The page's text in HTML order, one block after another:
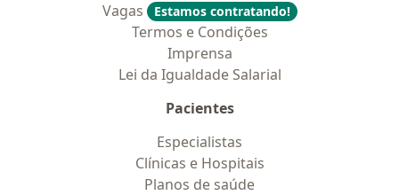
Vagas
Estamos contratando!
Termos e Condições
Imprensa
Lei da Igualdade Salarial
Pacientes
Especialistas
Clínicas e Hospitais
Planos de saúde